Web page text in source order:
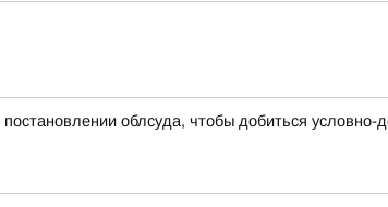
облсуда, чтобы добиться условно-